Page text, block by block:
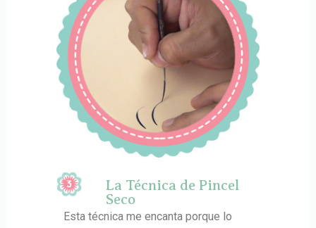
La Técnica de Pincel
Seco
Esta técnica me encanta porque lo